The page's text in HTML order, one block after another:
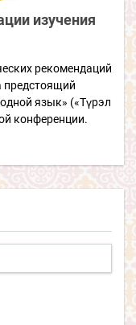
изучения
рекомендаций
предстоящий
язык» («Түрэл
конференции.